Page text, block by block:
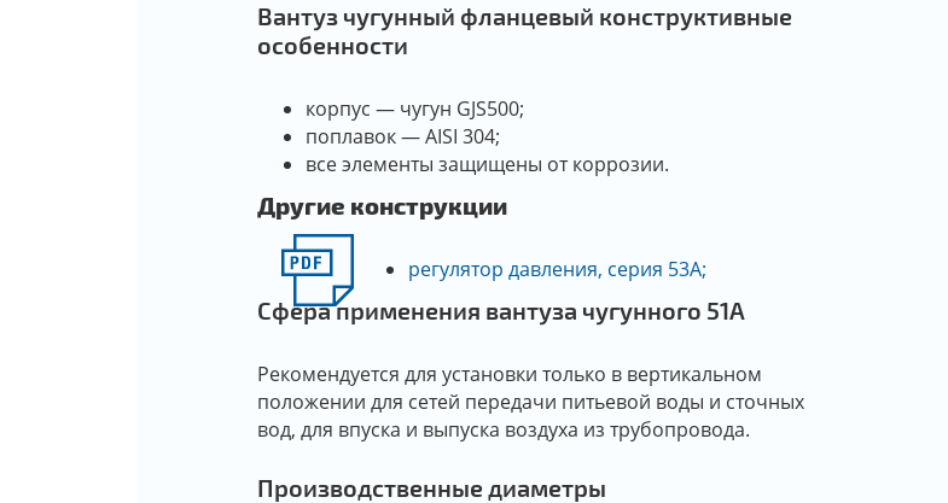
Вантуз чугунный фланцевый конструктивные
особенности
корпус — чугун GJS500;
поплавок — AISI 304;
все элементы защищены от коррозии.
Другие конструкции
регулятор давления, серия 53А;
Сфера применения вантуза чугунного 51А
Рекомендуется для установки только в вертикальном
положении для сетей передачи питьевой воды и сточных
вод, для впуска и выпуска воздуха из трубопровода.
Производственные диаметры